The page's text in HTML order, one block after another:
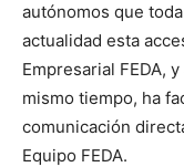
autónomos que
actualidad esta
Empresarial FEDA,
mismo tiempo, ha
comunicación
Equipo FEDA.